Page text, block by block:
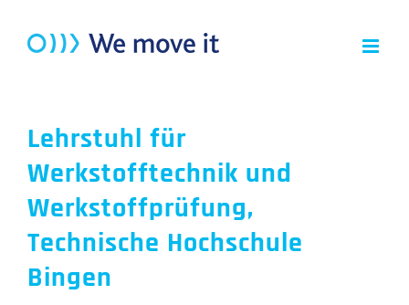
Inhalt
Lehrstuhl für
Werkstofftechnik und
Werkstoffprüfung,
Technische Hochschule
Bingen